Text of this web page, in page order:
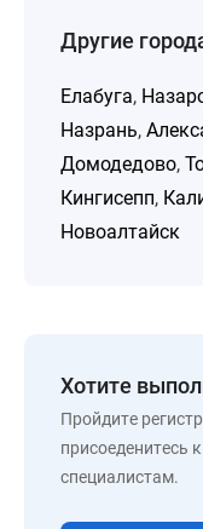
Другие
Елабуга,
Назрань,
Домодедово,
Кингисепп,
Новоалтайск
Хотите
Пройдите
присоеденитесь
специалистам.